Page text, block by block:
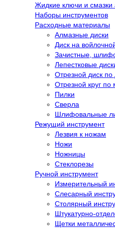
Жидкие ключи и смазки
Наборы инструментов
Расходные материалы
Алмазные диски
Диск на
Зачистные,
Лепестковые
Отрезной диск по
Отрезной круг по
Пилки
Сверла
Шлифовальные
Режущий инструмент
Лезвия к ножам
Ножи
Ножницы
Стеклорезы
Ручной инструмент
Измерительный
Слесарный
Столярный
Штукатурно-
Щетки